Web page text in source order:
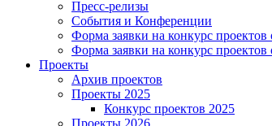
Пресс-релизы
События и Конференции
Форма заявки на конкурс
Форма заявки на конкурс
Проекты
Архив проектов
Проекты 2025
Конкурс проектов 2025
Проекты 2026